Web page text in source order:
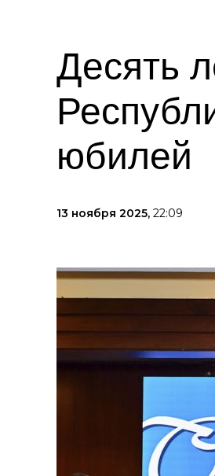
Десять
юбилей
13 ноября 2025, 22:09